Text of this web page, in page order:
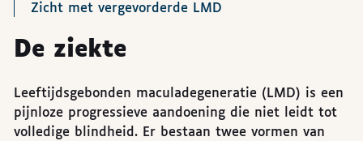
Zicht met vergevorderde LMD
De ziekte
Leeftijdsgebonden maculadegeneratie (LMD) is een
pijnloze progressieve aandoening die niet leidt tot
volledige blindheid. Er bestaan twee vormen van